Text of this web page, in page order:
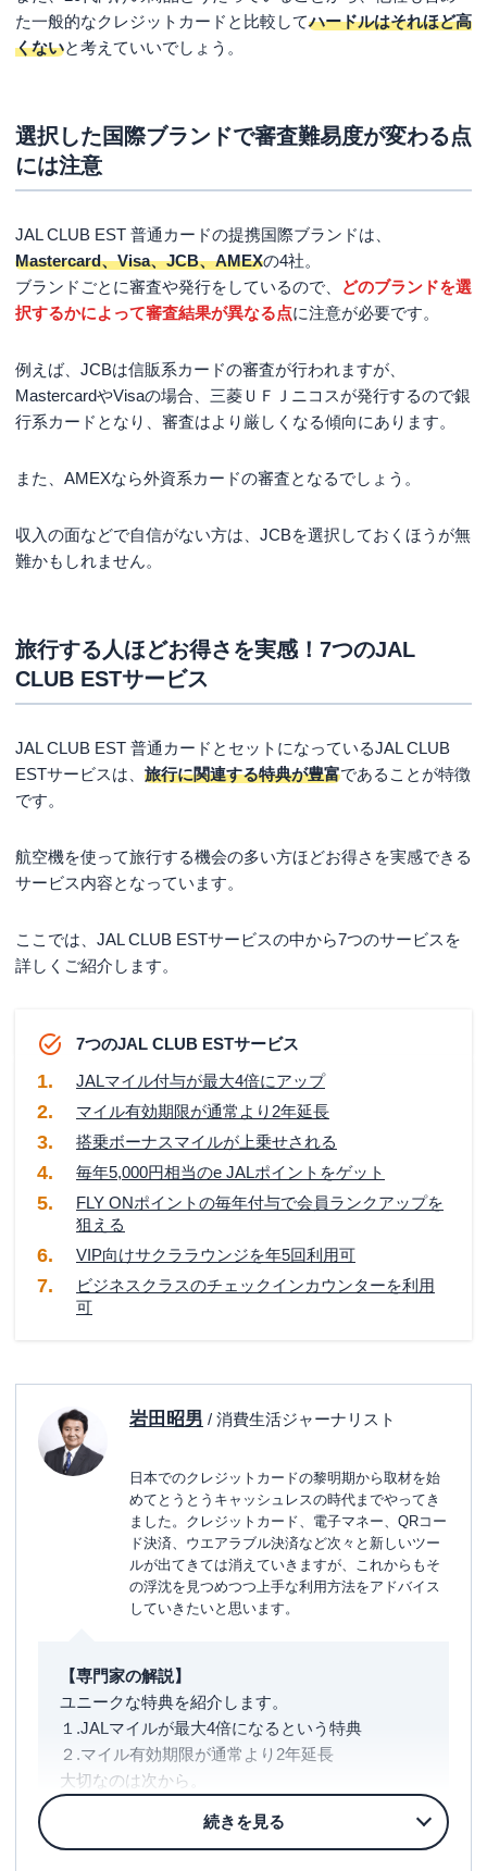
た一般的なクレジットカードと比較してハードルはそれほど高
くないと考えていいでしょう。
選択した国際ブランドで審査難易度が変わる点
には注意
JAL CLUB EST 普通カードの提携国際ブランドは、
Mastercard、Visa、JCB、AMEXの4社。
ブランドごとに審査や発行をしているので、
どのブランドを選
択するかによって審査結果が異なる点に注意が必要です。
例えば、JCBは信販系カードの審査が行われますが、
MastercardやVisaの場合、三菱ＵＦＪニコスが発行するので銀
行系カードとなり、審査はより厳しくなる傾向にあります。
また、AMEXなら外資系カードの審査となるでしょう。
収入の面などで自信がない方は、JCBを選択しておくほうが無
難かもしれません。
旅行する人ほどお得さを実感！7つのJAL
CLUB ESTサービス
JAL CLUB EST 普通カードとセットになっているJAL CLUB
ESTサービスは、 旅行に関連する特典が豊富であることが特徴
です。
航空機を使って旅行する機会の多い方ほどお得さを実感できる
サービス内容となっています。
ここでは、JAL CLUB ESTサービスの中から7つのサービスを
詳しくご紹介します。
7つのJAL CLUB ESTサービス
JALマイル付与が最大4倍にアップ
マイル有効期限が通常より2年延長
搭乗ボーナスマイルが上乗せされる
毎年5,000円相当のe JALポイントをゲット
FLY ONポイントの毎年付与で会員ランクアップを
狙える
VIP向けサクララウンジを年5回利用可
ビジネスクラスのチェックインカウンターを利用
可
岩田昭男 / 消費生活ジャーナリスト
日本でのクレジットカードの黎明期から取材を始
めてとうとうキャッシュレスの時代までやってき
ました。クレジットカード、電子マネー、QRコー
ド決済、ウエアラブル決済など次々と新しいツー
ルが出てきては消えていきますが、これからもそ
の浮沈を見つめつつ上手な利用方法をアドバイス
していきたいと思います。
【専門家の解説】
ユニークな特典を紹介します。
１.JALマイルが最大4倍になるという特典
２.マイル有効期限が通常より2年延長
大切なのは次から。
FLY ONポイントが毎年2000ポイント付与。